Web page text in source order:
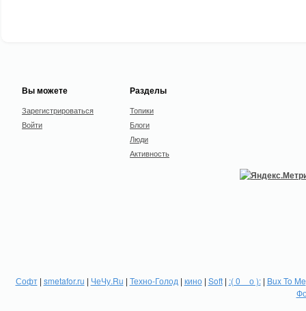
Вы можете
Зарегистрироваться
Войти
Разделы
Топики
Блоги
Люди
Активность
Софт| smetafor.ru | ЧеЧу.Ru | Техно-Голод | кино| Soft| :( 0 _ о ):| Bux To Me